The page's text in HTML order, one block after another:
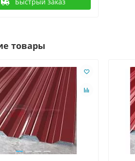
Быстрый заказ
товары